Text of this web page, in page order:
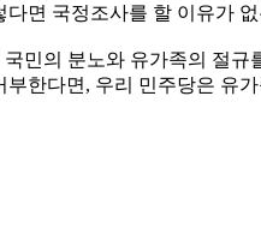
면 국정조사를 할 이유가
민의 분노와 유가족의 절
한다면, 우리 민주당은 유